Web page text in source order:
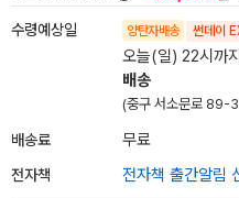
수령예상일 양탄자배송 썬데이
오늘(일) 22시까
배송
(중구 서소문로 89-
배송료 무료
전자책 전자책 출간알림